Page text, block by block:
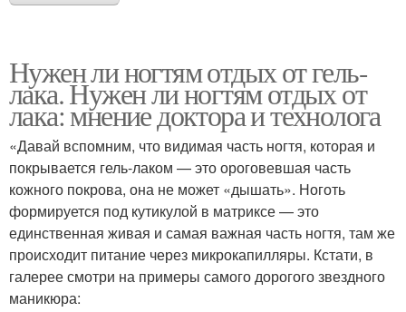
Нужен ли ногтям отдых от гель-
лака. Нужен ли ногтям отдых от
лака: мнение доктора и технолога
«Давай вспомним, что видимая часть ногтя, которая и
покрывается гель-лаком — это ороговевшая часть
кожного покрова, она не может «дышать». Ноготь
формируется под кутикулой в матриксе — это
единственная живая и самая важная часть ногтя, там же
происходит питание через микрокапилляры. Кстати, в
галерее смотри на примеры самого дорогого звездного
маникюра: